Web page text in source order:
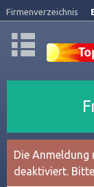
Firmenverzeichnis
Die Anmeldung
deaktiviert.